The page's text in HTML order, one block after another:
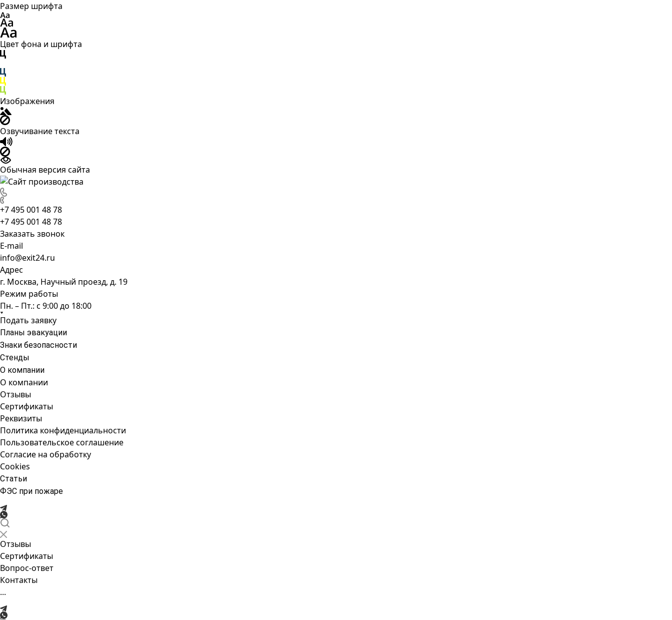
Размер шрифта
Цвет фона и шрифта
Изображения
Озвучивание текста
Обычная версия сайта
+7 495 001 48 78
+7 495 001 48 78
Заказать звонок
E-mail
info@exit24.ru
Адрес
г. Москва, Научный проезд, д. 19
Режим работы
Пн. – Пт.: с 9:00 до 18:00
Подать заявку
Планы эвакуации
Знаки безопасности
Стенды
О компании
О компании
Отзывы
Сертификаты
Реквизиты
Политика конфиденциальности
Пользовательское соглашение
Согласие на обработку
Cookies
Статьи
ФЭС при пожаре
Отзывы
Сертификаты
Вопрос-ответ
Контакты
...